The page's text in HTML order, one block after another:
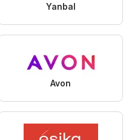
Yanbal
Avon